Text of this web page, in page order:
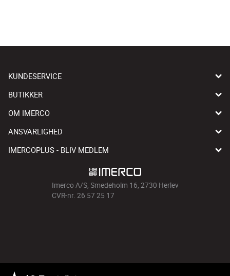
KUNDESERVICE
BUTIKKER
OM IMERCO
ANSVARLIGHED
IMERCOPLUS - BLIV MEDLEM
Imerco A/S, Smedeholm 16, 2730 Herlev
CVR-nr. 26 57 25 17